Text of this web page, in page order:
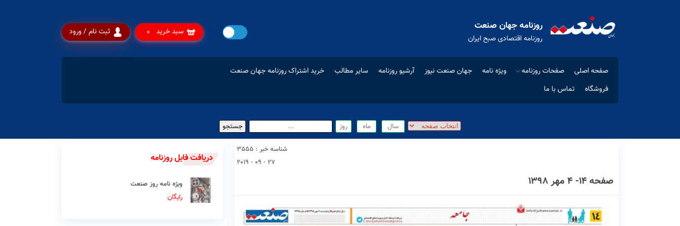
روزنامه جهان صنعت
روزنامه اقتصادی صبح ایران
ثبت نام / ورود سبد خرید 0
صفحه اصلی صفحات روزنامه ویژه نامه جهان صنعت نیوز آرشیو روزنامه سایر مطالب
خرید اشتراک روزنامه جهان صنعت
فروشگاه
تماس با ما
شناسه خبر : 3555
27 - 09 - 2019
صفحه ۱۴- ۴ مهر ۱۳۹۸
دریافت فایل روزنامه
ویژه نامه روز صنعت
رایگان